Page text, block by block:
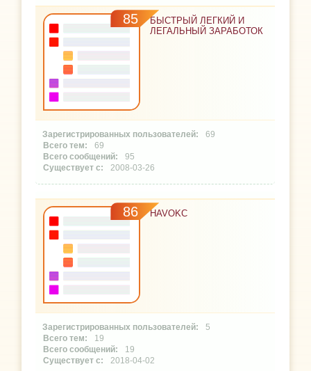
85
БЫСТРЫЙ ЛЕГКИЙ И
ЛЕГАЛЬНЫЙ ЗАРАБОТОК
69
69
95
2008-03-26
86 HAVOKC
5
19
19
2018-04-02